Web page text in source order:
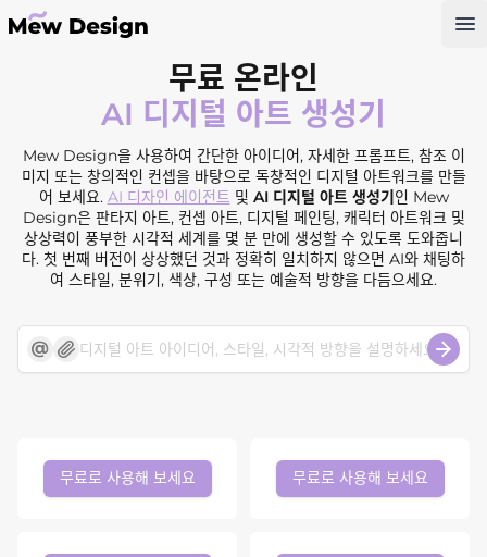
무료 온라인
AI 디지털 아트 생성기
Mew Design을 사용하여 간단한 아이디어, 자세한 프롬프트, 참조 이
미지 또는 창의적인 컨셉을 바탕으로 독창적인 디지털 아트워크를 만들
어 보세요. AI 디자인 에이전트 및 AI 디지털 아트 생성기인 Mew
Design은 판타지 아트, 컨셉 아트, 디지털 페인팅, 캐릭터 아트워크 및
상상력이 풍부한 시각적 세계를 몇 분 만에 생성할 수 있도록 도와줍니
다. 첫 번째 버전이 상상했던 것과 정확히 일치하지 않으면 AI와 채팅하
여 스타일, 분위기, 색상, 구성 또는 예술적 방향을 다듬으세요.
무료로 사용해 보세요 무료로 사용해 보세요